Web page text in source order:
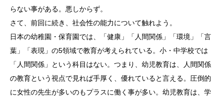
らない事がある。悪しからず。
さて、前回に続き、社会性の能力について触れよう。
日本の幼稚園・保育園では、「健康」「人間関係」「環境」「言
葉」「表現」の5領域で教育が考えられている。小・中学校では
「人間関係」という科目はない。つまり、幼児教育は、人間関係
の教育という視点で見れば手厚く、優れていると言える。圧倒的
に女性の先生が多いのもプラスに働く事が多い。幼児教育は、学